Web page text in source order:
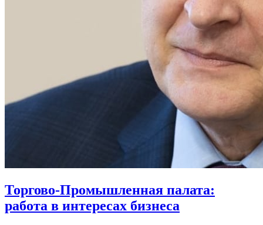
Торгово-Промышленная палата:
работа в интересах бизнеса